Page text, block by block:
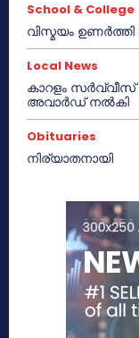
School & College
വിസ്മയം
Local News
കാറളം
അവാർഡ് നൽകി
Obituaries
നിര്യാതനായി